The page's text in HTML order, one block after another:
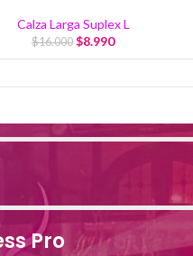
Calza Larga Suplex L
$16.000 $8.990
Pro